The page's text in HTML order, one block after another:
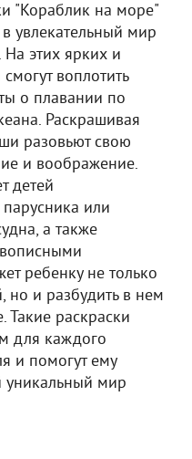
"Кораблик на море"
увлекательный мир
этих ярких и
воплотить
о плавании по
Раскрашивая
разовьют свою
и воображение.
детей
или
а также
ребенку не только
но и разбудить в нем
раскраски
для каждого
и помогут ему
уникальный мир